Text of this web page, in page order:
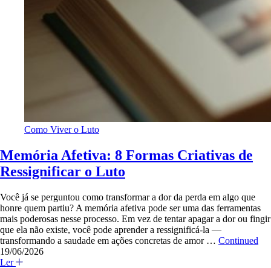
Como Viver o Luto
Memória Afetiva: 8 Formas Criativas de
Ressignificar o Luto
Você já se perguntou como transformar a dor da perda em algo que
honre quem partiu? A memória afetiva pode ser uma das ferramentas
mais poderosas nesse processo. Em vez de tentar apagar a dor ou fingir
que ela não existe, você pode aprender a ressignificá-la —
transformando a saudade em ações concretas de amor … Continued
19/06/2026
Ler